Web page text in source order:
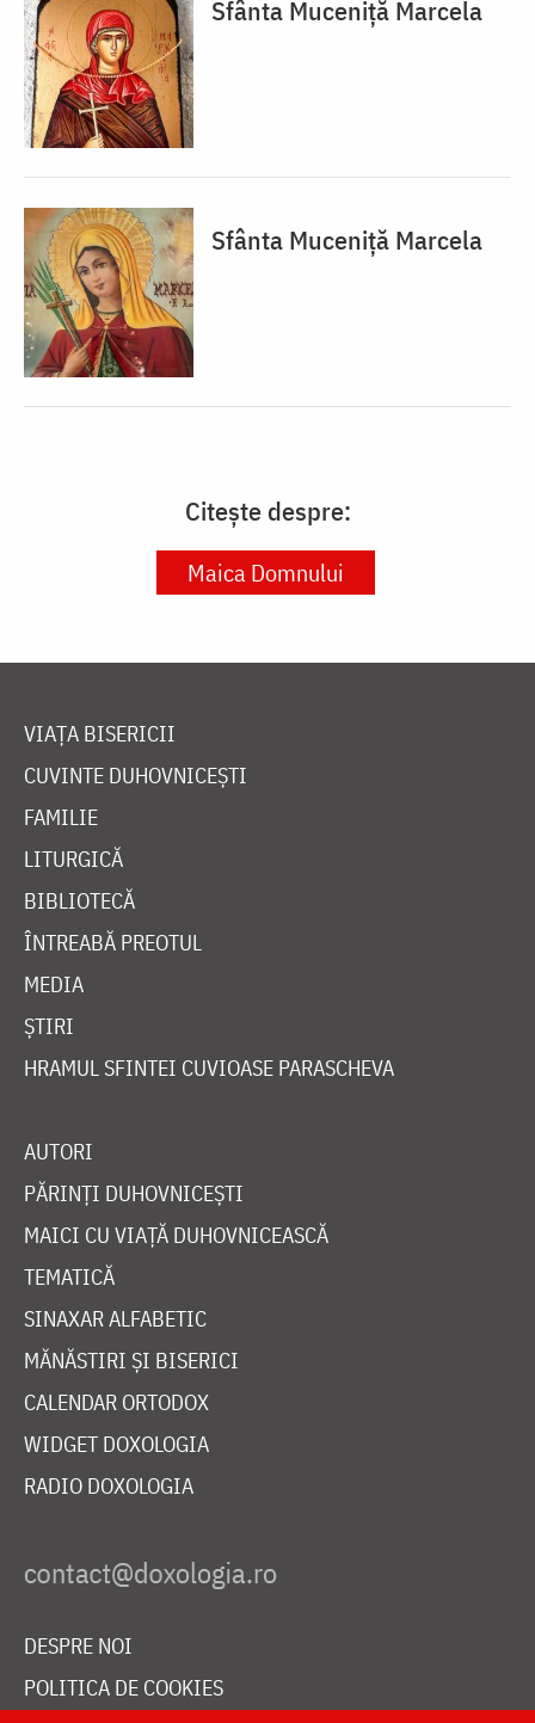
Sfânta Muceniță Marcela
Sfânta Muceniță Marcela
Citește despre:
Maica Domnului
VIAȚA BISERICII
CUVINTE DUHOVNICEȘTI
FAMILIE
LITURGICĂ
BIBLIOTECĂ
ÎNTREABĂ PREOTUL
MEDIA
ȘTIRI
HRAMUL SFINTEI CUVIOASE PARASCHEVA
AUTORI
PĂRINȚI DUHOVNICEȘTI
MAICI CU VIAȚĂ DUHOVNICEASCĂ
TEMATICĂ
SINAXAR ALFABETIC
MĂNĂSTIRI ȘI BISERICI
CALENDAR ORTODOX
WIDGET DOXOLOGIA
RADIO DOXOLOGIA
DESPRE NOI
POLITICA DE COOKIES